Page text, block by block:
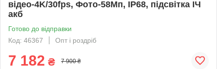
відео-4K/30fps, Фото-58Мп, IP68, підсвітка ІЧ
акб
Готово до відправки
Код: 46367
Опт і роздріб
7 182 ₴ 7 900 ₴